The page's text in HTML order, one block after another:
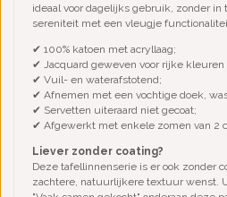
ideaal voor dagelijks gebruik, zonder in
sereniteit met een vleugje
✔ 100% katoen met acryllaag;
✔ Jacquard geweven voor rijke
✔ Vuil- en waterafstotend;
✔ Afnemen met een vochtige doek,
✔ Servetten uiteraard niet gecoat;
✔ Afgewerkt met enkele zomen van 2
Liever zonder coating?
Deze tafellinnenserie is er ook zonder
zachtere, natuurlijkere textuur wenst.